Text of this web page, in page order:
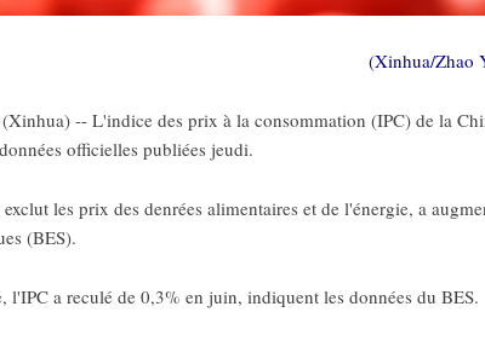
(Xinhua/Zhao
-- L'indice des prix à la consommation (IPC) de la
officielles publiées jeudi.
les prix des denrées alimentaires et de l'énergie, a
(BES).
l'IPC a reculé de 0,3% en juin, indiquent les données du BES.